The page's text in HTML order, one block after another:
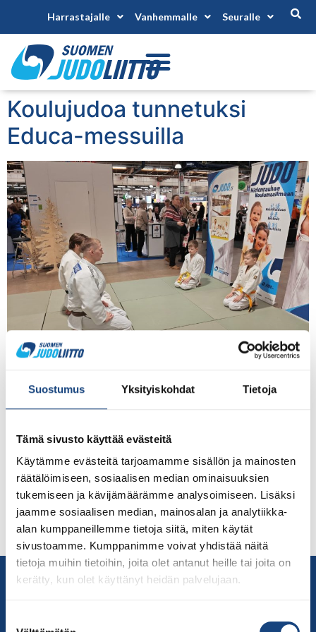
Suostumus Yksityiskohdat Tietoja
Tämä sivusto käyttää evästeitä
Käytämme evästeitä tarjoamamme sisällön ja mainosten
räätälöimiseen, sosiaalisen median ominaisuuksien
tukemiseen ja kävijämäärämme analysoimiseen. Lisäksi
jaamme sosiaalisen median, mainosalan ja analytiikka-
alan kumppaneillemme tietoja siitä, miten käytät
sivustoamme. Kumppanimme voivat yhdistää näitä
tietoja muihin tietoihin, joita olet antanut heille tai joita on
kerätty, kun olet käyttänyt heidän palvelujaan.
Harrastajalle Vanhemmalle Seuralle
Koulujudoa tunnetuksi
Educa-messuilla
Judoliitto oli toista kertaa mukana omalla osastolla
Messukeskuksessa pe-la 23.–24.1.2026. Tapahtumassa
opetusalan ammattilaista. Osallistumisen tavoitteena oli
lisätä opettajien ja rehtorien tietoisuutta
koulujudotoiminnasta ja sen hyödyistä sekä löytää
kouluja, jotka olisivat kiinnostuneita koulujudotunneista.
”Judo on erittäin tervetullut lisä […]
Yhteystiedot